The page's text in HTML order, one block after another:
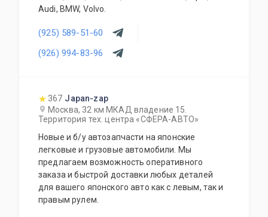
Audi, BMW, Volvo.
(925) 589-51-60
(926) 994-83-96
367 Japan-zap
Москва, 32 км МКАД владение 15.
Территория тех. центра «СФЕРА-АВТО»
Новые и б/у автозапчасти на японские
легковые и грузовые автомобили. Мы
предлагаем возможность оперативного
заказа и быстрой доставки любых деталей
для вашего японского авто как с левым, так и
правым рулем.